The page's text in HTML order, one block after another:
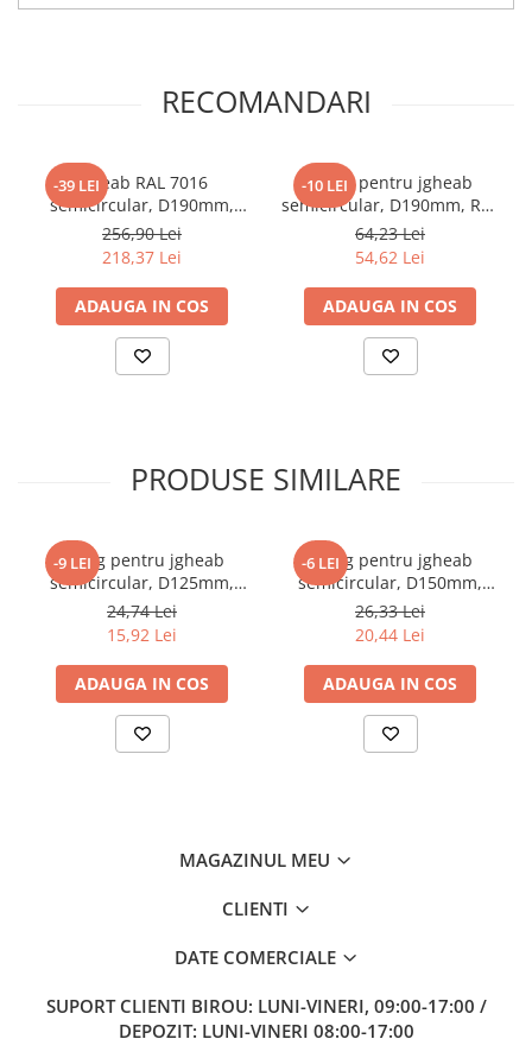
RECOMANDARI
-39 LEIJgheab RAL 7016
semicircular, D190mm,
lungime 4m
256,90 Lei
218,37 Lei
ADAUGA IN COS
-10 LEI
Carlig pentru jgheab
semicircular, D190mm, RAL
7016
64,23 Lei
54,62 Lei
ADAUGA IN COS
PRODUSE SIMILARE
-9 LEI
Carlig pentru jgheab
semicircular, D125mm,
ZINCAT
24,74 Lei
15,92 Lei
ADAUGA IN COS
-6 LEI
Carlig pentru jgheab
semicircular, D150mm,
ZINCAT
26,33 Lei
20,44 Lei
ADAUGA IN COS
MAGAZINUL MEU
CLIENTI
DATE COMERCIALE
SUPORT CLIENTI BIROU: LUNI-VINERI, 09:00-17:00 /
DEPOZIT: LUNI-VINERI 08:00-17:00